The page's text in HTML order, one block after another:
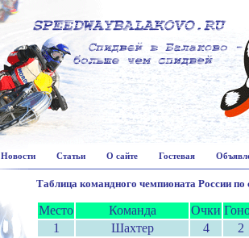
Новости Статьи О сайте Гостевая
Таблица командного чемпионата России по
Место Команда Очки
1
Шахтер 4
2